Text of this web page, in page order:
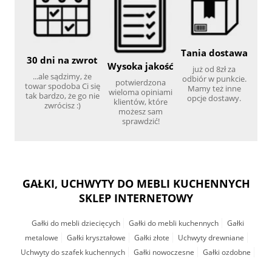
30 dni na zwrot
...ale sądzimy, że
towar spodoba Ci się
tak bardzo, że go nie
zwrócisz :)
Wysoka jakość
potwierdzona
wieloma opiniami
klientów, które
możesz sam
sprawdzić!
Tania dostawa
już od 8zł za
odbiór w punkcie.
Mamy też inne
opcje dostawy.
GAŁKI, UCHWYTY DO MEBLI KUCHENNYCH
SKLEP INTERNETOWY
Gałki do mebli dziecięcych Gałki do mebli kuchennych
Gałki
metalowe
Gałki kryształowe Gałki złote
Uchwyty drewniane
Uchwyty do szafek kuchennych
Gałki nowoczesne Gałki ozdobne